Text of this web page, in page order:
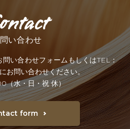
い合わせ
い合わせフォームもしくはTEL：
お問い合わせください。
（水・日・祝 休）
form